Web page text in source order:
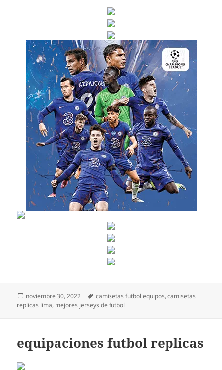
Publicado
el
noviembre 30, 2022 Etiquetas
camisetas futbol equipos,camisetas
replicas lima, mejores jerseys de futbol
equipaciones futbol replicas